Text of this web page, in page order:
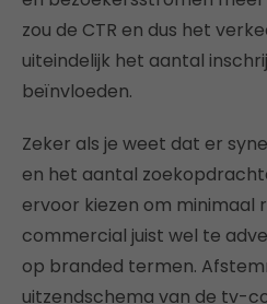
zou de CTR en dus het
uiteindelijk het aantal
beïnvloeden.
Zeker als je weet dat er
en het aantal
ervoor kiezen om minimaal
commercial juist wel te
op branded termen.
uitzendschema van de tv-